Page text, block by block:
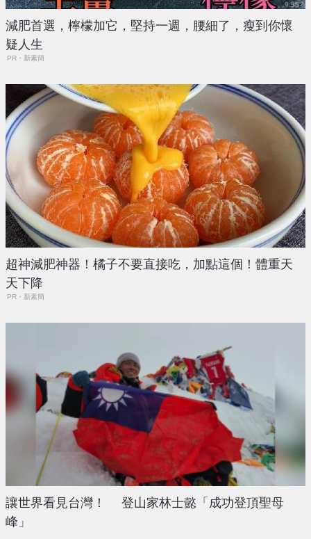
減肥首選，檸檬加它，堅持一週，腰細了，瘦到你懷
疑人生
PR・新素簡
超神減肥神器！橘子不要直接吃，加點這個！體重天
天下降
PR・新素簡
讓世界看見台灣！ 登山家林士懿「成功登頂聖母
峰」